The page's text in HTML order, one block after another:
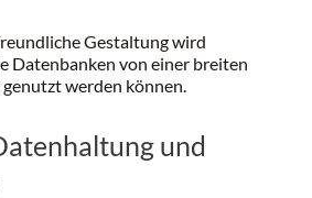
Gestaltung wird
Datenbanken von einer breiten
werden können.
und